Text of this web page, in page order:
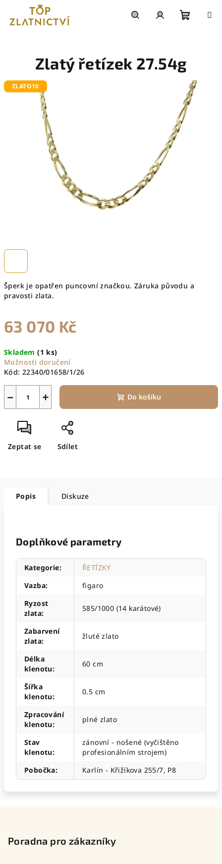
obsah
košík
Šperk je opatřen puncovní značkou. Záruka původu a
pravosti zlata.
63 070 Kč
cena:
Skladem(1 ks)
Možnosti doručení
Kód: 22340/01658/1/26
+
− Do košíku
Zeptat se Sdílet
Zlatý řetízek 27.54g
ZLATO10
Popis Diskuze
Doplňkové parametry
Kategorie:
ŘETÍZKY
Vazba:
figaro
Ryzost
zlata:
585/1000 (14 karátové)
Zabarvení
zlata:
žluté zlato
Délka
klenotu:
60 cm
Šířka
klenotu:
0.5 cm
Zpracování
klenotu:
plné zlato
Stav
klenotu:
zánovní - nošené (vyčištěno
profesionálním strojem)
Pobočka: Karlín - Křižíkova 255/7, P8
Poradna pro zákazníky